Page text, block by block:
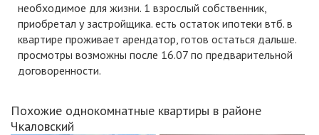
необходимое для жизни. 1 взрослый собственник,
приобретал у застройщика. есть остаток ипотеки втб. в
квартире проживает арендатор, готов остаться дальше.
просмотры возможны после 16.07 по предварительной
договоренности.
Похожие однокомнатные квартиры в районе
Чкаловский